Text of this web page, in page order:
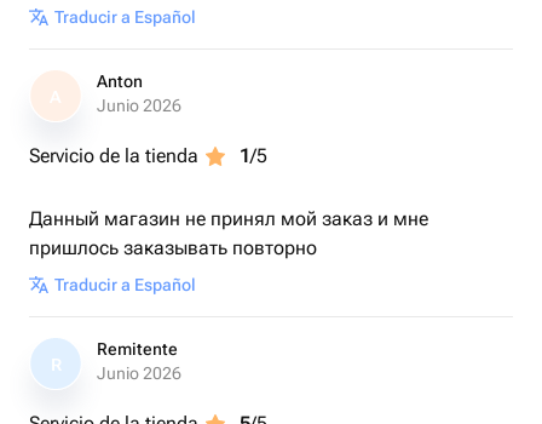
Traducir a Español
A
Anton
Junio 2026
Servicio de la tienda 1/5
Данный магазин не принял мой заказ и мне
пришлось заказывать повторно
Traducir a Español
R
Remitente
Junio 2026